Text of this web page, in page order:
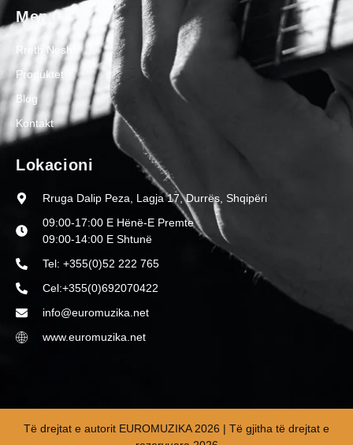
Menu
Rreth Nesh
Produktet
Blog
Kontakt
Lokacioni
Rruga Dalip Peza, Lagja 17, Durrës, Shqipëri
09:00-17:00 E Hënë-E Premte
09:00-14:00 E Shtunë
Tel: +355(0)52 222 765
Cel:+355(0)692070422
info@euromuzika.net
www.euromuzika.net
Të drejtat e autorit EUROMUZIKA 2026 | Të gjitha të drejtat e